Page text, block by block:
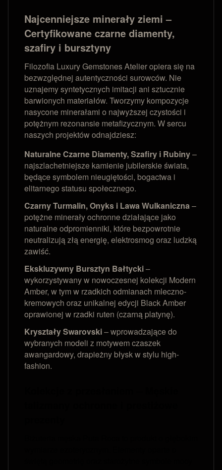
Najcenniejsze minerały ziemi –
Certyfikowane czarne diamenty,
szafiry i bursztyny
Filozofia Luxury Gemstones Atelier opiera się na
bezwzględnej autentyczności surowców. Nie
uznajemy syntetycznych imitacji ani sztucznie
barwionych materiałów. Tworzymy kompozycje
nasycone minerałami o najwyższej czystości i
potężnym rezonansie metafizycznym. W sercu
naszych projektów odnajdziesz:
Naturalne Czarne Diamenty, Szafiry i Rubiny–
najszlachetniejsze kamienie jubilerskie świata,
będące symbolem nieugiętości, bogactwa i
elitarnego statusu społecznego.
Czarny Turmalin, Onyks i Lawa Wulkaniczna–
potężne minerały ochronne działające jako
naturalne odpromienniki, które bezpowrotnie
neutralizują złą energię, elektrosmog oraz ludzką
zawiść.
Ekskluzywny Bursztyn Bałtycki–
wykorzystywany w nowoczesnej kolekcji Modern
Amber, w tym w rzadkich odmianach mleczno-
kremowych oraz unikalnej edycji Black Amber
oprawionej w rzadki ruten (czarną platynę).
Kryształy Swarovski– wprowadzające do
wybranych modeli z motywem czaszek
awangardowy, drapieżny błysk w stylu high-
fashion.